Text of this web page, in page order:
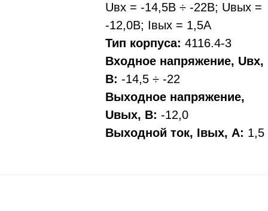
Uвх = -14,5В ÷ -22В; Uвых =
-12,0В; Iвых = 1,5А
Тип корпуса: 4116.4-3
Входное напряжение, Uвх,
В: -14,5 ÷ -22
Выходное напряжение,
Uвых, В: -12,0
Выходной ток, Iвых, A: 1,5